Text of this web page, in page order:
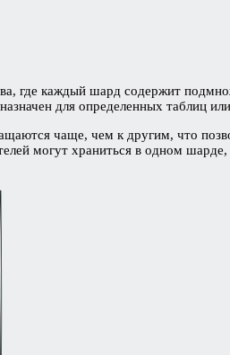
где каждый шард содержит
для определенных таблиц
чаще, чем к другим, что
могут храниться в одном